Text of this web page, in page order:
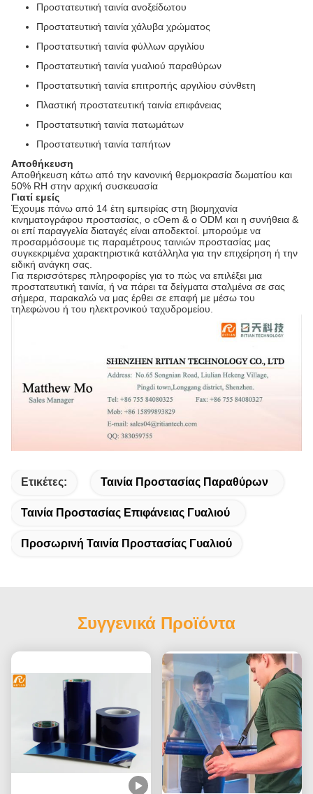
Προστατευτική ταινία ανοξείδωτου
Προστατευτική ταινία χάλυβα χρώματος
Προστατευτική ταινία φύλλων αργιλίου
Προστατευτική ταινία γυαλιού παραθύρων
Προστατευτική ταινία επιτροπής αργιλίου σύνθετη
Πλαστική προστατευτική ταινία επιφάνειας
Προστατευτική ταινία πατωμάτων
Προστατευτική ταινία ταπήτων
Αποθήκευση
Αποθήκευση κάτω από την κανονική θερμοκρασία δωματίου και
50% RH στην αρχική συσκευασία
Γιατί εμείς
Έχουμε πάνω από 14 έτη εμπειρίας στη βιομηχανία
κινηματογράφου προστασίας, ο cOem & ο ODM και η συνήθεια &
οι επί παραγγελία διαταγές είναι αποδεκτοί. μπορούμε να
προσαρμόσουμε τις παραμέτρους ταινιών προστασίας μας
συγκεκριμένα χαρακτηριστικά κατάλληλα για την επιχείρηση ή την
ειδική ανάγκη σας.
Για περισσότερες πληροφορίες για το πώς να επιλέξει μια
προστατευτική ταινία, ή να πάρει τα δείγματα σταλμένα σε σας
σήμερα, παρακαλώ να μας έρθει σε επαφή με μέσω του
τηλεφώνου ή του ηλεκτρονικού ταχυδρομείου.
Ετικέτες: Ταινία Προστασίας Παραθύρων
Ταινία Προστασίας Επιφάνειας Γυαλιού
Προσωρινή Ταινία Προστασίας Γυαλιού
Συγγενικά Προϊόντα